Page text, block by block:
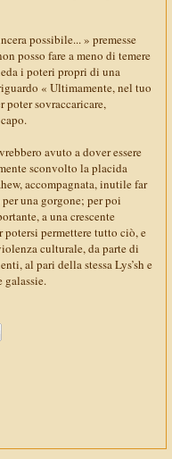
possibile... » premesse
posso fare a meno di temere
i poteri propri di una
« Ultimamente, nel tuo
sovraccaricare,
avuto a dover essere
sconvolto la placida
accompagnata, inutile far
una gorgone; per poi
a una crescente
permettere tutto ciò, e
culturale, da parte di
al pari della stessa Lys’sh e
galassie.